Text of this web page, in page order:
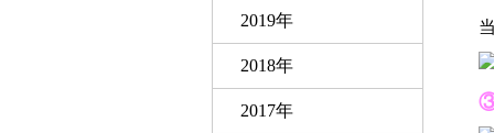
③
2019年
2018年
2017年